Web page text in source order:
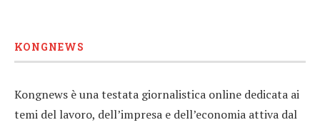
KONGNEWS
Kongnews è una testata giornalistica online dedicata ai
temi del lavoro, dell’impresa e dell’economia attiva dal